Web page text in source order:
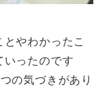
やわかったこ
いったのです
の気づきがあり